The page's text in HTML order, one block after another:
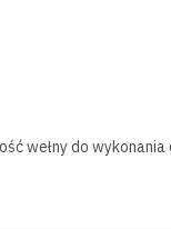
wełny do wykonania